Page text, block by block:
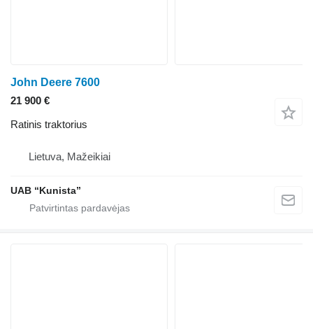
John Deere 7600
21 900 €
Ratinis traktorius
Lietuva, Mažeikiai
UAB “Kunista”